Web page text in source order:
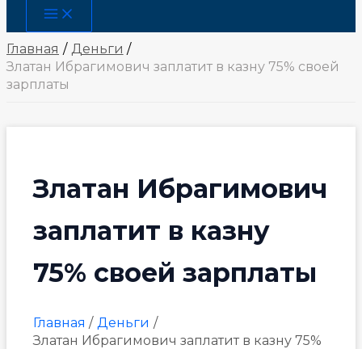
Main
Menu
Главная
Деньги
Златан Ибрагимович заплатит в казну 75% своей
зарплаты
Златан Ибрагимович
заплатит в казну
75% своей зарплаты
Главная
Деньги
Златан Ибрагимович заплатит в казну 75%